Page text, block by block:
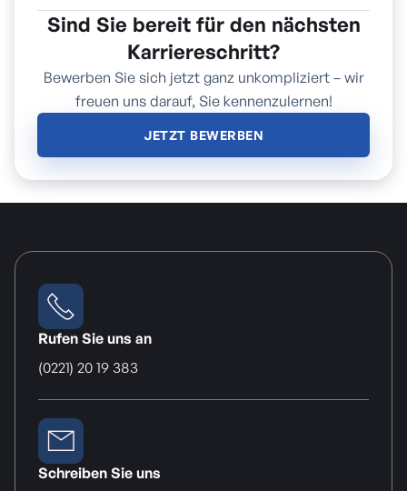
Sind Sie bereit für den nächsten
Karriereschritt?
Bewerben Sie sich jetzt ganz unkompliziert – wir
freuen uns darauf, Sie kennenzulernen!
JETZT BEWERBEN
Rufen Sie uns an
(0221) 20 19 383
Schreiben Sie uns